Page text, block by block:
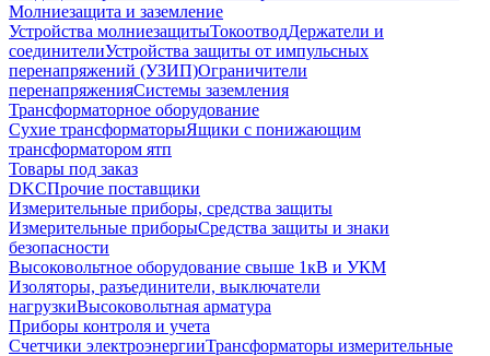
Молниезащита и заземление
Устройства молниезащитыТокоотводДержатели и
соединителиУстройства защиты от импульсных
перенапряжений (УЗИП)Ограничители
перенапряженияСистемы заземления
Трансформаторное оборудование
Сухие трансформаторыЯщики с понижающим
трансформатором ятп
Товары под заказ
DKCПрочие поставщики
Измерительные приборы, средства защиты
Измерительные приборыСредства защиты и знаки
безопасности
Высоковольтное оборудование свыше 1кВ и УКМ
Изоляторы, разъединители, выключатели
нагрузкиВысоковольтная арматура
Приборы контроля и учета
Счетчики электроэнергииТрансформаторы измерительные